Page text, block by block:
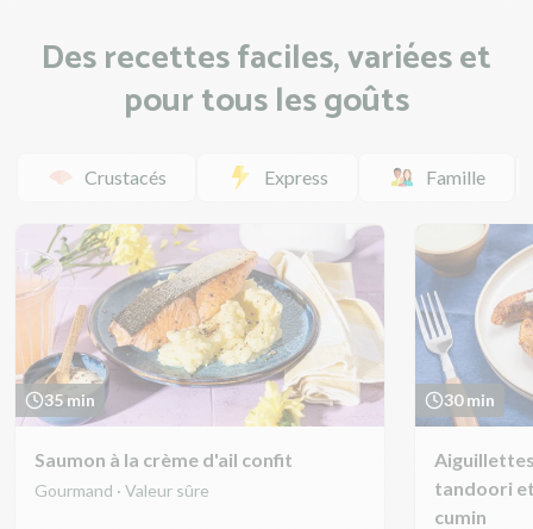
Des recettes faciles, variées et
pour tous les goûts
Crustacés Express Famille
35 min
Saumon à la crème d'ail confit
Gourmand · Valeur sûre
30 min
tandoori
cumin